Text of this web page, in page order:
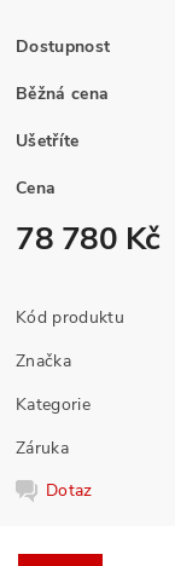
Dostupnost
Běžná cena
Ušetříte
Cena
78 780 Kč
Kód produktu
Značka
Kategorie
Záruka
Dotaz